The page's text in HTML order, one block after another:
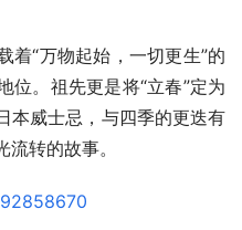
着“万物起始，一切更生”的
位。祖先更是将“立春”定为
本威士忌，与四季的更迭有
转的故事。